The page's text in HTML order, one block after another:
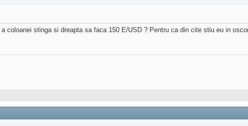
coloanei stinga si dreapta sa faca 150 E/USD ? Pentru ca din cite stiu eu in